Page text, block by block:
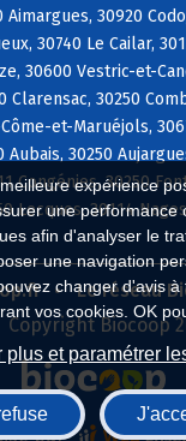
expérience
une performance
afin d'analyser le
une navigation
changer d'avis à
vos cookies. OK
plus et paramétrer
Aimargues, 30920
30740 Le Cailar,
30600 Vestric-et-
Clarensac, 30250
et-Maruéjols,
Aubais, 30250
Congénies, 30250
Lecques, 30114
Le réseau
Copyright Biocoop
par